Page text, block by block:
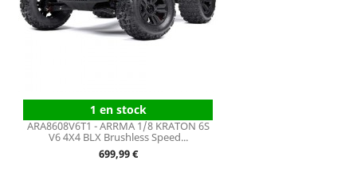
1 en stock
ARA8608V6T1 - ARRMA 1/8 KRATON 6S
V6 4X4 BLX Brushless Speed...
Prix
699,99 €